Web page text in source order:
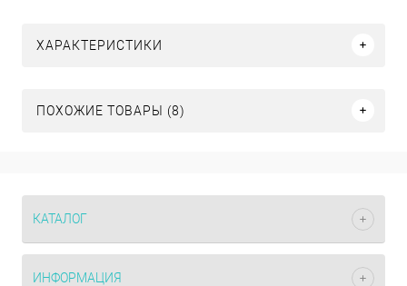
ХАРАКТЕРИСТИКИ
ПОХОЖИЕ ТОВАРЫ (8)
КАТАЛОГ
ИНФОРМАЦИЯ